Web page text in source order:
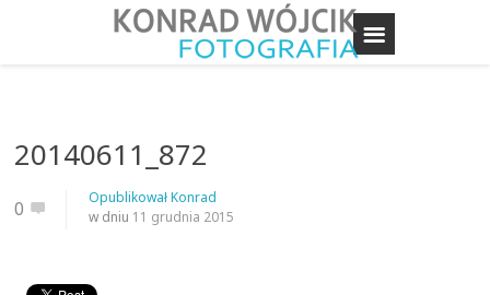
20140611_872
0 OpublikowałKonrad
w dniu 11 grudnia 2015